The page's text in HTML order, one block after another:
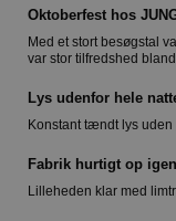
Oktoberfest hos
Med et stort besøgstal
var stor tilfredshed
Lys udenfor hele
Konstant tændt lys
Fabrik hurtigt op
Lilleheden klar med